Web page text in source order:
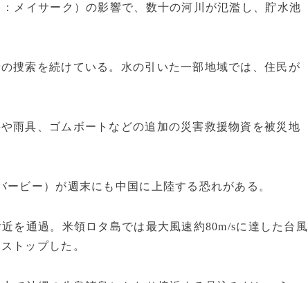
メイサーク）の影響で、数十の河川が氾濫し、貯水池
捜索を続けている。水の引いた一部地域では、住民が
雨具、ゴムボートなどの追加の災害救援物資を被災地
ビー）が週末にも中国に上陸する恐れがある。
を通過。米領ロタ島では最大風速約80m/sに達した台風
トップした。